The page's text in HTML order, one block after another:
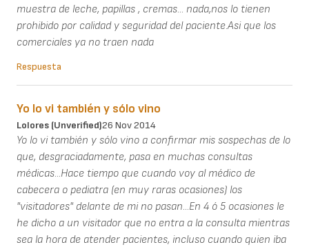
muestra de leche, papillas , cremas... nada,nos lo tienen
prohibido por calidad y seguridad del paciente.Asi que los
comerciales ya no traen nada
Respuesta
Yo lo vi también y sólo vino
Lolores (unverified)26 Nov 2014
Yo lo vi también y sólo vino a confirmar mis sospechas de lo
que, desgraciadamente, pasa en muchas consultas
médicas...Hace tiempo que cuando voy al médico de
cabecera o pediatra (en muy raras ocasiones) los
"visitadores" delante de mi no pasan...En 4 ó 5 ocasiones le
he dicho a un visitador que no entra a la consulta mientras
sea la hora de atender pacientes, incluso cuando quien iba